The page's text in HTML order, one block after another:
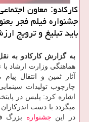
كاركادو: معاون
جشنواره فیلم فجر
باید تبلیغ و ترویج
به گزارش كاركادو به
هماهنگی وزارت ارشاد با
آثار ثمین و انتقال
چارچوب تولیدات
اشاره كرد: پلیس در
میگردد با دست
در این جشنواره بزرگ